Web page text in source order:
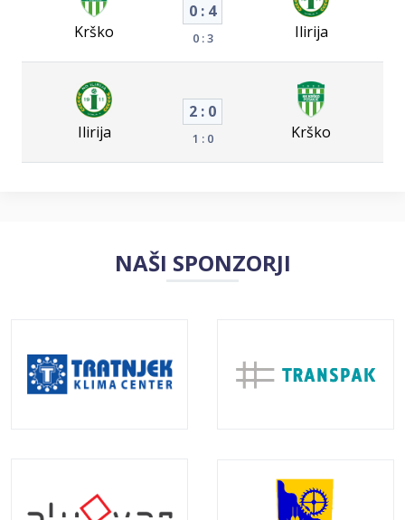
Krško
0 : 4
0 : 3 Ilirija
Ilirija
2 : 0
1 : 0 Krško
NAŠI SPONZORJI